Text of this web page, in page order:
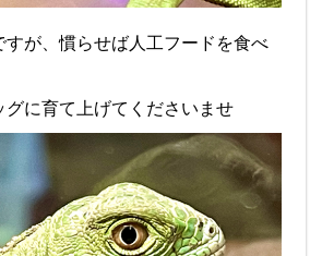
すが、慣らせば人工フードを食べ
グに育て上げてくださいませ